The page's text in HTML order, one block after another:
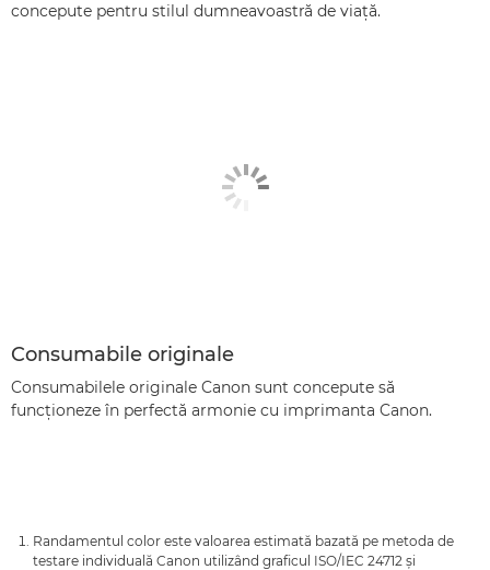
concepute pentru stilul dumneavoastră de viaţă.
Consumabile originale
Consumabilele originale Canon sunt concepute să
funcţioneze în perfectă armonie cu imprimanta Canon.
Randamentul color este valoarea estimată bazată pe metoda de
testare individuală Canon utilizând graficul ISO/IEC 24712 şi